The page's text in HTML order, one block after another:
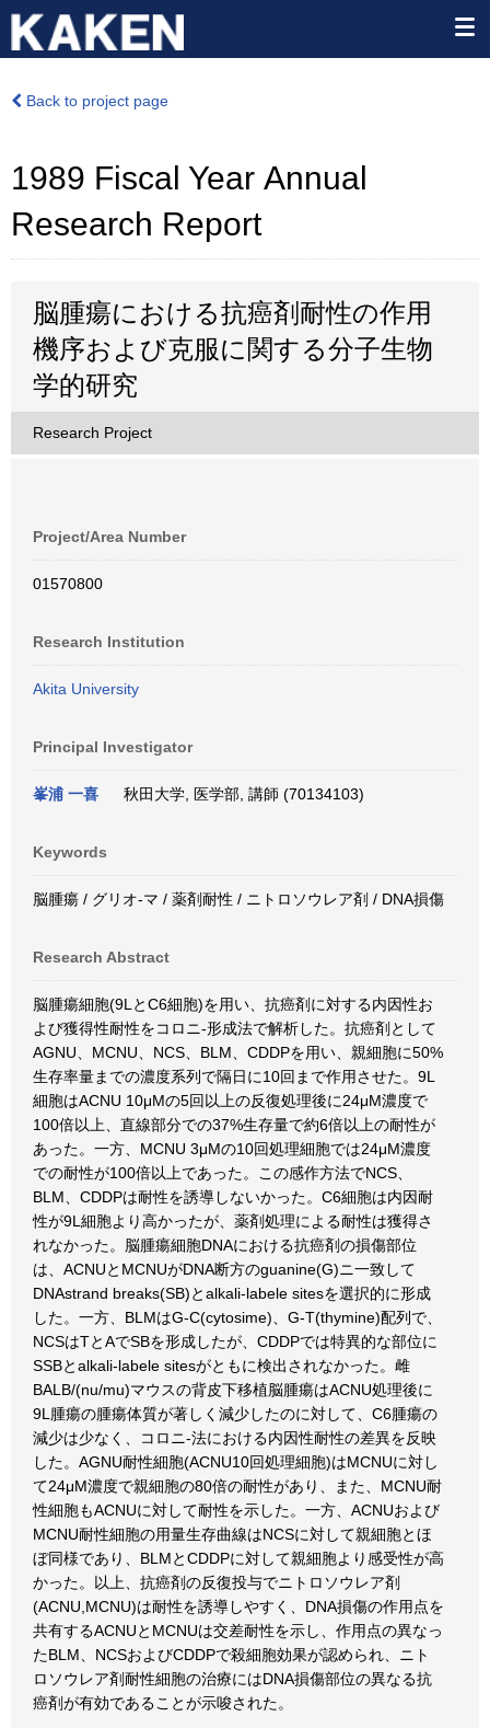
Back to project page
1989 Fiscal Year Annual
Research Report
脳腫瘍における抗癌剤耐性の作用
機序および克服に関する分子生物
学的研究
Research Project
Project/Area Number
01570800
Research Institution
Akita University
Principal Investigator
峯浦 一喜 秋田大学, 医学部, 講師 (70134103)
Keywords
脳腫瘍 / グリオ-マ / 薬剤耐性 / ニトロソウレア剤 / DNA損傷
Research Abstract
脳腫瘍細胞(9LとC6細胞)を用い、抗癌剤に対する内因性お
よび獲得性耐性をコロニ-形成法で解析した。抗癌剤として
AGNU、MCNU、NCS、BLM、CDDPを用い、親細胞に50%
生存率量までの濃度系列で隔日に10回まで作用させた。9L
細胞はACNU 10μMの5回以上の反復処理後に24μM濃度で
100倍以上、直線部分での37%生存量で約6倍以上の耐性が
あった。一方、MCNU 3μMの10回処理細胞では24μM濃度
での耐性が100倍以上であった。この感作方法でNCS、
BLM、CDDPは耐性を誘導しないかった。C6細胞は内因耐
性が9L細胞より高かったが、薬剤処理による耐性は獲得さ
れなかった。脳腫瘍細胞DNAにおける抗癌剤の損傷部位
は、ACNUとMCNUがDNA断方のguanine(G)ニ一致して
DNAstrand breaks(SB)とalkali-labele sitesを選択的に形成
した。一方、BLMはG-C(cytosime)、G-T(thymine)配列で、
NCSはTとAでSBを形成したが、CDDPでは特異的な部位に
SSBとalkali-labele sitesがともに検出されなかった。雌
BALB/(nu/mu)マウスの背皮下移植脳腫瘍はACNU処理後に
9L腫瘍の腫瘍体質が著しく減少したのに対して、C6腫瘍の
減少は少なく、コロニ-法における内因性耐性の差異を反映
した。AGNU耐性細胞(ACNU10回処理細胞)はMCNUに対し
て24μM濃度で親細胞の80倍の耐性があり、また、MCNU耐
性細胞もACNUに対して耐性を示した。一方、ACNUおよび
MCNU耐性細胞の用量生存曲線はNCSに対して親細胞とほ
ぼ同様であり、BLMとCDDPに対して親細胞より感受性が高
かった。以上、抗癌剤の反復投与でニトロソウレア剤
(ACNU,MCNU)は耐性を誘導しやすく、DNA損傷の作用点を
共有するACNUとMCNUは交差耐性を示し、作用点の異なっ
たBLM、NCSおよびCDDPで殺細胞効果が認められ、ニト
ロソウレア剤耐性細胞の治療にはDNA損傷部位の異なる抗
癌剤が有効であることが示唆された。